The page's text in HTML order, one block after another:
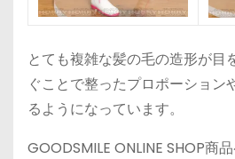
とても複雑な髪の毛の造形が目
ぐことで整ったプロポーション
るようになっています。
GOODSMILE ONLINE SHOP商